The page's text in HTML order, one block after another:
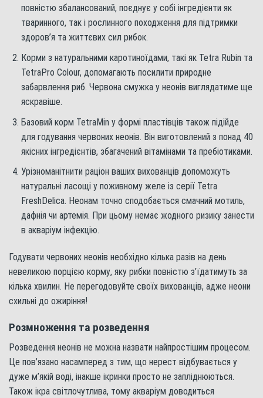
повністю збалансований, поєднує у собі інгредієнти як
тваринного, так і рослинного походження для підтримки
здоров’я та життєвих сил рибок.
Корми з натуральними каротиноїдами, такі як Tetra Rubin та
TetraPro Colour, допомагають посилити природне
забарвлення риб. Червона смужка у неонів виглядатиме ще
яскравіше.
Базовий корм TetraMin у формі пластівців також підійде
для годування червоних неонів. Він виготовлений з понад 40
якісних інгредієнтів, збагачений вітамінами та пребіотиками.
Урізноманітнити раціон ваших вихованців допоможуть
натуральні ласощі у поживному желе із серії Tetra
FreshDelica. Неонам точно сподобається смачний мотиль,
дафнія чи артемія. При цьому немає жодного ризику занести
в акваріум інфекцію.
Годувати червоних неонів необхідно кілька разів на день
невеликою порцією корму, яку рибки повністю з’їдатимуть за
кілька хвилин. Не перегодовуйте своїх вихованців, адже неони
схильні до ожиріння!
Розмноження та розведення
Розведення неонів не можна назвати найпростішим процесом.
Це пов’язано насамперед з тим, що нерест відбувається у
дуже м’якій воді, інакше ікринки просто не запліднюються.
Також ікра світлочутлива, тому акваріум доводиться